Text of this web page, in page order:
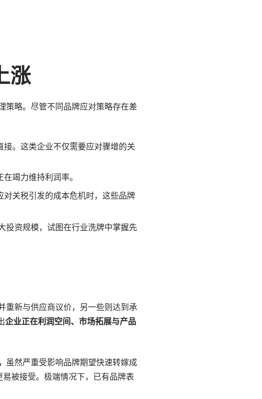
涨
策略。尽管不同品牌应对策略存在差
。这类企业不仅需要应对骤增的关
竭力维持利润率。
关税引发的成本危机时，这些品牌
投资规模，试图在行业洗牌中掌握先
重新与供应商议价，另一些则达到承
企业正在利润空间、市场拓展与产品
虽然严重受影响品牌期望快速转嫁成
易被接受。极端情况下，已有品牌表